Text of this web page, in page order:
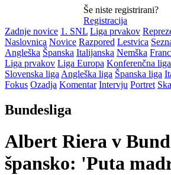
Še niste registrirani?
Registracija
Zadnje novice 1. SNL Liga prvakov
Naslovnica Novice Razpored Lestvica
Angleška Španska Italijanska Nemška
Liga prvakov Liga Europa Konferenčna liga
Slovenska liga Angleška liga Španska liga
Fokus Ozadja Komentar Intervju Portret
Bundesliga
Albert Riera v
špansko: 'Puta